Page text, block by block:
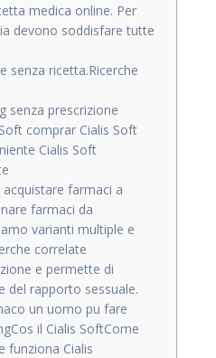
medica online. Per
devono soddisfare tutte
senza ricetta.Ricerche
senza prescrizione
comprar Cialis Soft
Cialis Soft
farmaci a
farmaci da
varianti multiple e
correlate
e permette di
del rapporto sessuale.
un uomo pu fare
il Cialis SoftCome
funziona Cialis